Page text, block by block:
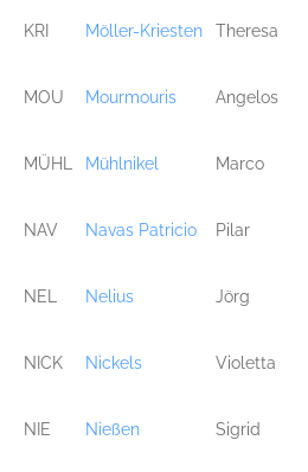
KRI Möller-Kriesten Theresa
MOU Mourmouris Angelos
MÜHL Mühlnikel Marco
NAV Navas Patricio Pilar
NEL Nelius Jörg
NICK Nickels Violetta
NIE Nießen Sigrid